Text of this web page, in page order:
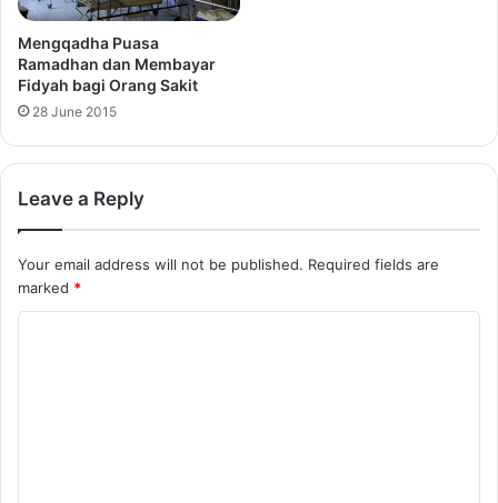
Mengqadha Puasa
Ramadhan dan Membayar
Fidyah bagi Orang Sakit
28 June 2015
Leave a Reply
Your email address will not be published. Required fields are
marked *